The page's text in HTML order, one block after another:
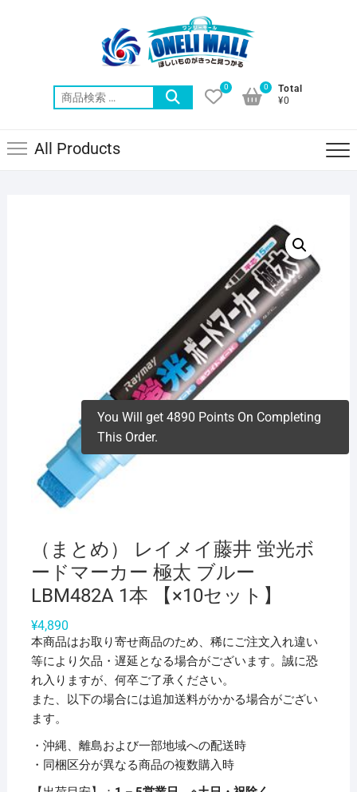
索
0
Total
¥0
0
All Products
（まとめ） レイメイ藤井 蛍光ボ
ードマーカー 極太 ブルー
LBM482A 1本 【×10セット】
¥4,890
本商品はお取り寄せ商品のため、稀にご注文入れ違い
等により欠品・遅延となる場合がございます。誠に恐
れ入りますが、何卒ご了承ください。
また、以下の場合には追加送料がかかる場合がござい
ます。
・沖縄、離島および一部地域への配送時
・同梱区分が異なる商品の複数購入時
You Will get 4890 Points On Completing
This Order.